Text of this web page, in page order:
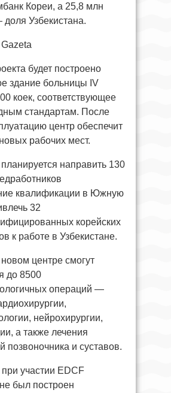
Кореи, а 25,8 млн
Узбекистана.
будет построено
здание больницы IV
коек, соответствующее
стандартам. После
центр обеспечит
рабочих мест.
направить 130
квалификации в Южную
32
корейских
к работе в Узбекистане.
центре смогут
до 8500
операций —
нейрохирургии,
а также лечения
позвоночника и суставов.
участии EDCF
был построен